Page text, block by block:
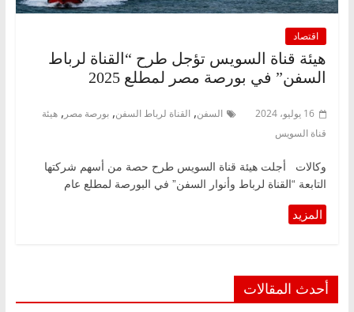
اقتصاد
هيئة قناة السويس تؤجل طرح “القناة لرباط
السفن” في بورصة مصر لمطلع 2025
16 يوليو، 2024 السفن, القناة لرباط السفن, بورصة مصر , هيئة
قناة السويس
وكالات أجلت هيئة قناة السويس طرح حصة من أسهم شركتها
التابعة “القناة لرباط وأنوار السفن” في البورصة لمطلع عام
أحدث المقالات